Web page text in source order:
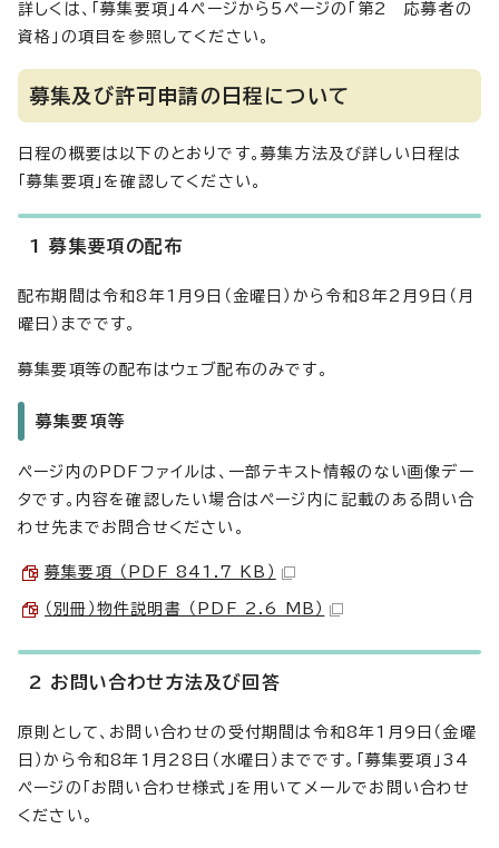
詳しくは、「募集要項」4ページから5ページの「第2 応募者の
資格」の項目を参照してください。
募集及び許可申請の日程について
日程の概要は以下のとおりです。募集方法及び詳しい日程は
「募集要項」を確認してください。
1 募集要項の配布
配布期間は令和8年1月9日（金曜日）から令和8年2月9日（月
曜日）までです。
募集要項等の配布はウェブ配布のみです。
募集要項等
ページ内のPDFファイルは、一部テキスト情報のない画像デー
タです。内容を確認したい場合はページ内に記載のある問い合
わせ先までお問合せください。
募集要項 （PDF 841.7 KB）
（別冊）物件説明書 （PDF 2.6 MB）
2 お問い合わせ方法及び回答
原則として、お問い合わせの受付期間は令和8年1月9日（金曜
日）から令和8年1月28日（水曜日）までです。「募集要項」34
ページの「お問い合わせ様式」を用いてメールでお問い合わせ
ください。